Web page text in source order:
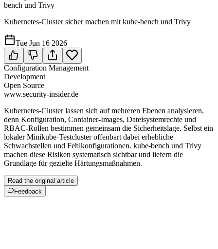
Kubernetes-Cluster sicher machen mit kube-bench und Trivy
Tue Jun 16 2026
Configuration Management
Development
Open Source
www.security-insider.de
Kubernetes-Cluster lassen sich auf mehreren Ebenen analysieren,
denn Konfiguration, Container-Images, Dateisystemrechte und
RBAC-Rollen bestimmen gemeinsam die Sicherheitslage. Selbst ein
lokaler Minikube-Testcluster offenbart dabei erhebliche
Schwachstellen und Fehl­kon­fi­gu­ra­ti­o­nen. kube-bench und Trivy
machen diese Risiken systematisch sichtbar und liefern die
Grundlage für gezielte Härtungsmaßnahmen.
Read the original article
Feedback